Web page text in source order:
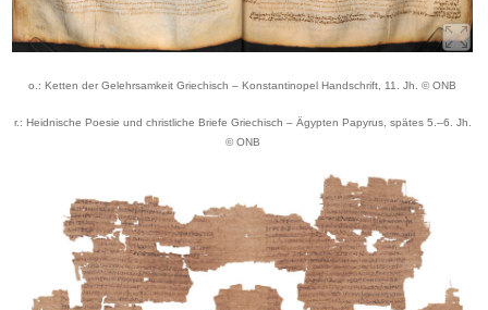
o.: Ketten der Gelehrsamkeit Griechisch – Konstantinopel Handschrift, 11. Jh. © ONB
r.: Heidnische Poesie und christliche Briefe Griechisch – Ägypten Papyrus, spätes 5.–6. Jh.
© ONB